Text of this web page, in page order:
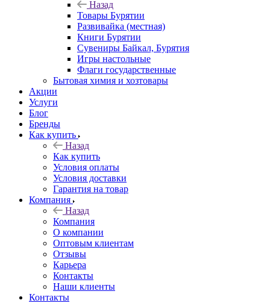
Назад
Товары Бурятии
Развивайка (местная)
Книги Бурятии
Сувениры Байкал, Бурятия
Игры настольные
Флаги государственные
Бытовая химия и хозтовары
Акции
Услуги
Блог
Бренды
Как купить
Назад
Как купить
Условия оплаты
Условия доставки
Гарантия на товар
Компания
Назад
Компания
О компании
Оптовым клиентам
Отзывы
Карьера
Контакты
Наши клиенты
Контакты